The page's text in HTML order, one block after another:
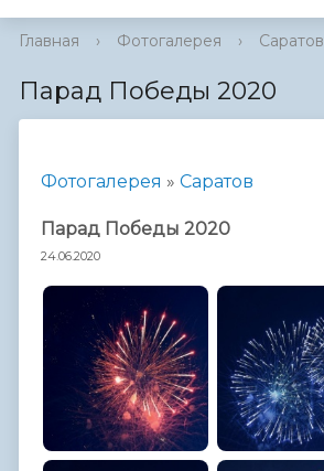
Главная › Фотогалерея › Саратов
Парад Победы 2020
Фотогалерея » Саратов
Парад Победы 2020
24.06.2020